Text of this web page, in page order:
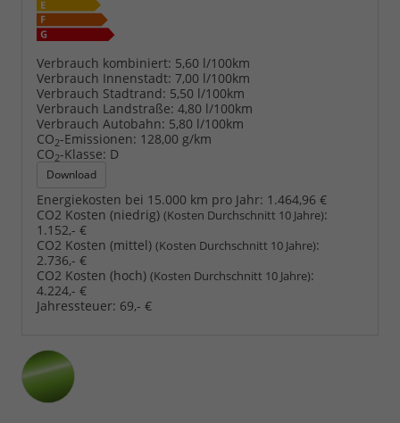
Verbrauch kombiniert: 5,60 l/100km
Verbrauch Innenstadt: 7,00 l/100km
Verbrauch Stadtrand: 5,50 l/100km
Verbrauch Landstraße: 4,80 l/100km
Verbrauch Autobahn: 5,80 l/100km
CO2-Emissionen: 128,00 g/km
CO2-Klasse: D
Download
Energiekosten bei 15.000 km pro Jahr: 1.464,96 €
CO2 Kosten (niedrig) (Kosten Durchschnitt 10 Jahre):
1.152,- €
CO2 Kosten (mittel) (Kosten Durchschnitt 10 Jahre):
2.736,- €
CO2 Kosten (hoch) (Kosten Durchschnitt 10 Jahre):
4.224,- €
Jahressteuer: 69,- €